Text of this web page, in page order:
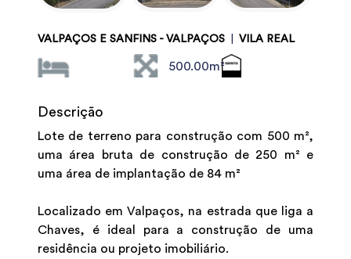
VALPAÇOS E SANFINS - VALPAÇOS VILA REAL
500.00m²
Descrição
Lote de terreno para construção com 500 m²,
uma área bruta de construção de 250 m² e
uma área de implantação de 84 m²
Localizado em Valpaços, na estrada que liga a
Chaves, é ideal para a construção de uma
residência ou projeto imobiliário.